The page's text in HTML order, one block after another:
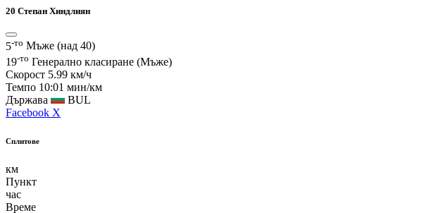
20 Степан Хиндлиян
5-то Мъже (над 40)
19-то Генерално класиране (Мъже)
Скорост 5.99 км/ч
Темпо 10:01 мин/км
Държава
BUL
Facebook X
Сплитове
км
Пункт
час
Време